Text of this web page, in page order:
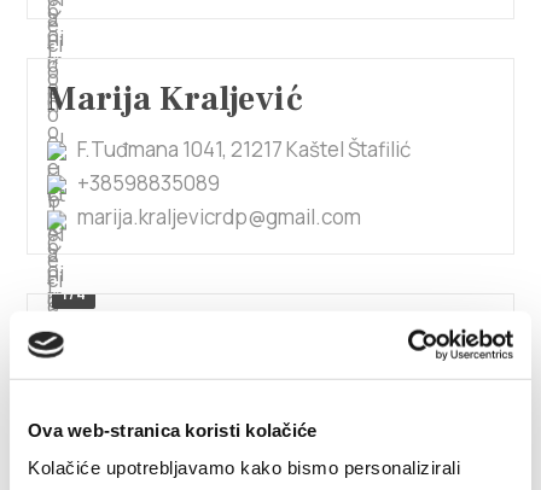
Ova web-stranica koristi kolačiće
Kolačiće upotrebljavamo kako bismo personalizirali
Marija Kraljević
F.Tuđmana 1041, 21217 Kaštel Štafilić
+38598835089
marija.kraljevicrdp@gmail.com
1/4
Marija Lebedina Manzoni
Bijačka ulica 80 A, 21217 Kaštel Štafilić
+385917239109